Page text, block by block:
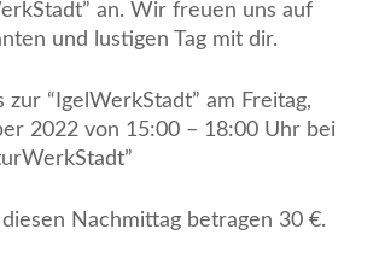
an. Wir freuen uns auf
und lustigen Tag mit dir.
“IgelWerkStadt” am Freitag,
2022 von 15:00 – 18:00 Uhr bei
Nachmittag betragen 30 €.